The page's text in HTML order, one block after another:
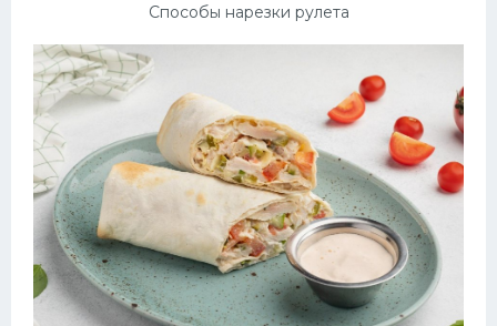
Способы нарезки рулета